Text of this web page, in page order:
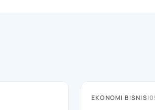
EKONOMI BISNIS|